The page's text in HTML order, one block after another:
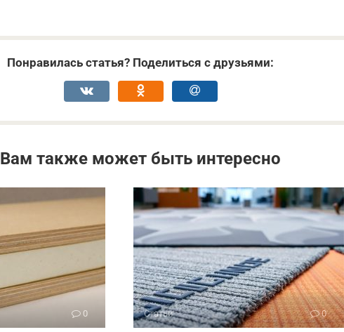
Понравилась статья? Поделиться с друзьями:
Вам также может быть интересно
0 Статьи 0